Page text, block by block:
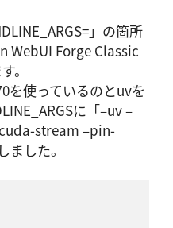
」の箇所
WebUI Forge Classic
。
を使っているのとuvを
に「–uv –
stream –pin-
した。